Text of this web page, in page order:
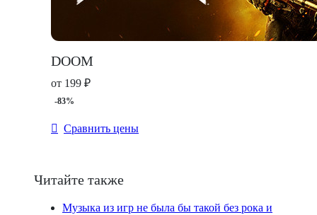
DOOM
от 199 ₽
-83%
Сравнить цены
Читайте также
Музыка из игр не была бы такой без рока и